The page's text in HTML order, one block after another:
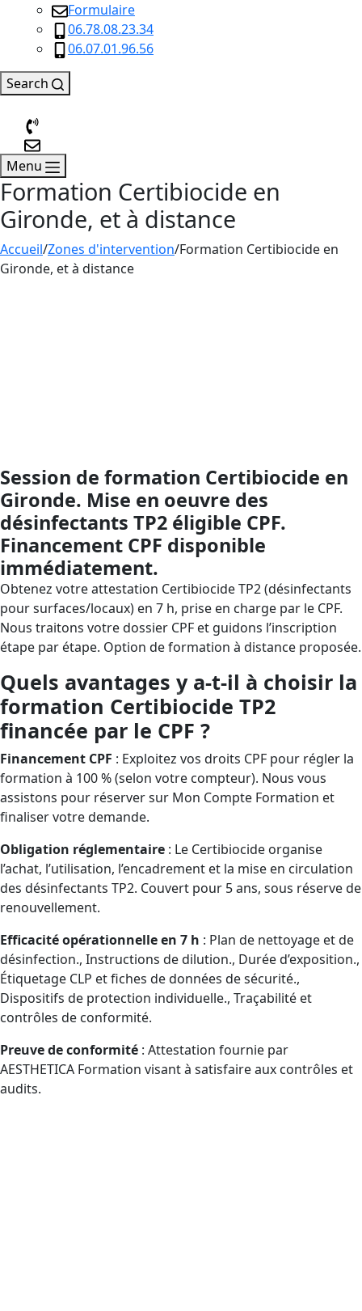
Formulaire
06.78.08.23.34
06.07.01.96.56
Search
Menu
Formation Certibiocide en
Gironde, et à distance
Accueil/Zones d'intervention/Formation Certibiocide en
Gironde, et à distance
Session de formation Certibiocide en
Gironde. Mise en oeuvre des
désinfectants TP2 éligible CPF.
Financement CPF disponible
immédiatement.
Obtenez votre attestation Certibiocide TP2 (désinfectants
pour surfaces/locaux) en 7 h, prise en charge par le CPF.
Nous traitons votre dossier CPF et guidons l’inscription
étape par étape. Option de formation à distance proposée.
Quels avantages y a-t-il à choisir la
formation Certibiocide TP2
financée par le CPF ?
Financement CPF : Exploitez vos droits CPF pour régler la
formation à 100 % (selon votre compteur). Nous vous
assistons pour réserver sur Mon Compte Formation et
finaliser votre demande.
Obligation réglementaire : Le Certibiocide organise
l’achat, l’utilisation, l’encadrement et la mise en circulation
des désinfectants TP2. Couvert pour 5 ans, sous réserve de
renouvellement.
Efficacité opérationnelle en 7 h : Plan de nettoyage et de
désinfection., Instructions de dilution., Durée d’exposition.,
Étiquetage CLP et fiches de données de sécurité.,
Dispositifs de protection individuelle., Traçabilité et
contrôles de conformité.
Preuve de conformité : Attestation fournie par
AESTHETICA Formation visant à satisfaire aux contrôles et
audits.